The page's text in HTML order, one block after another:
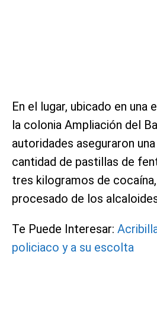
En el lugar, ubicado en una
la colonia Ampliación del
autoridades aseguraron
cantidad de pastillas de
tres kilogramos de
procesado de los
Te Puede Interesar:
policiaco y a su escolta